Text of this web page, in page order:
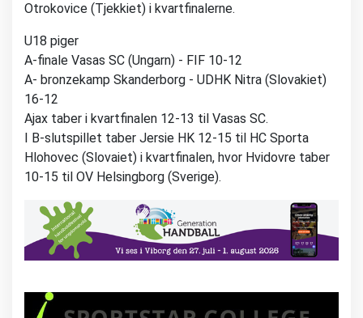
Otrokovice (Tjekkiet) i kvartfinalerne.
U18 piger
A-finale Vasas SC (Ungarn) - FIF 10-12
A- bronzekamp Skanderborg - UDHK Nitra (Slovakiet)
16-12
Ajax taber i kvartfinalen 12-13 til Vasas SC.
I B-slutspillet taber Jersie HK 12-15 til HC Sporta
Hlohovec (Slovaiet) i kvartfinalen, hvor Hvidovre taber
10-15 til OV Helsingborg (Sverige).